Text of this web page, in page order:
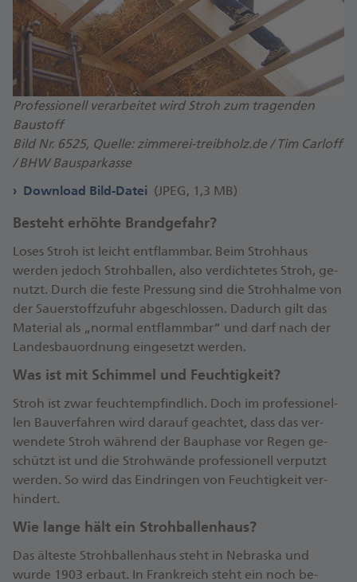
Professionell verarbeitet wird Stroh zum tragenden
Baustoff
Bild Nr. 6525, Quelle: zimmerei-treibholz.de / Tim Carloff
/ BHW Bausparkasse
Download Bild-Datei (JPEG, 1,3 MB)
Besteht erhöhte Brandgefahr?
Loses Stroh ist leicht ent­flamm­bar. Beim Stroh­haus
werden jedoch Stroh­ballen, also ver­dich­tetes Stroh, ge­
nutzt. Durch die feste Pres­sung sind die Stroh­halme von
der Sauer­stoff­zu­fuhr ab­ge­schlossen. Dadurch gilt das
Material als „normal ent­flamm­bar“ und darf nach der
Landes­bau­ordnung ein­ge­setzt werden.
Was ist mit Schimmel und Feuchtigkeit?
Stroh ist zwar feucht­empfind­lich. Doch im pro­fes­sionel­
len Bau­ver­fahren wird darauf ge­achtet, dass das ver­
wende­te Stroh während der Bau­phase vor Regen ge­
schützt ist und die Stroh­wände pro­fes­sionell ver­putzt
werden. So wird das Ein­dringen von Feuchtig­keit ver­
hindert.
Wie lange hält ein Strohballenhaus?
Das älteste Stroh­ballen­haus steht in Nebraska und
wurde 1903 erbaut. In Frank­reich steht ein noch be­